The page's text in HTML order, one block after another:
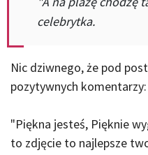
celebrytka.
Nic dziwnego, że pod
pozytywnych komentarzy:
"Piękna jesteś, Pięknie
to zdjęcie to najlepsze